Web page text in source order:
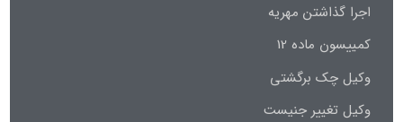
اجرا گذاشتن مهریه
کمییسون ماده 12
وکیل چک برگشتی
وکیل تغییر جنیست